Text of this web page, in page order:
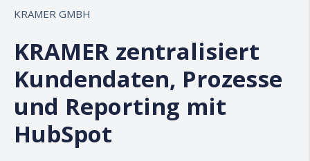
KRAMER GMBH
KRAMER zentralisiert
Kundendaten, Prozesse
und Reporting mit
HubSpot